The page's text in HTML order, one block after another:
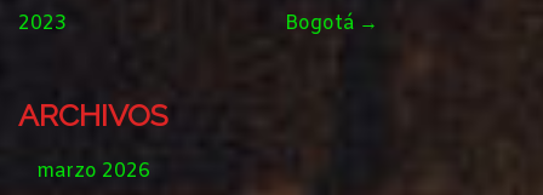
NAVIGATION
2023
Bogotá →
ARCHIVOS
marzo 2026